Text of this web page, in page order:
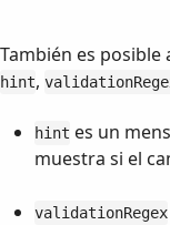
También es
hint,
hint es un
muestra si el
validationRegex